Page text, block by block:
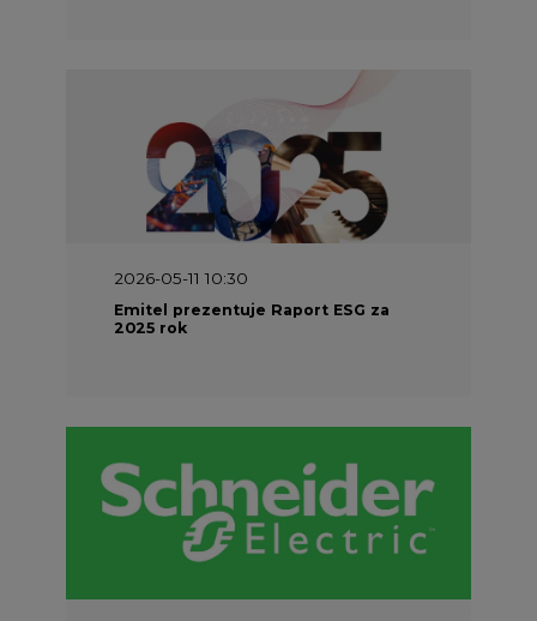
2026-05-11 10:30
Emitel prezentuje Raport ESG za
2025 rok